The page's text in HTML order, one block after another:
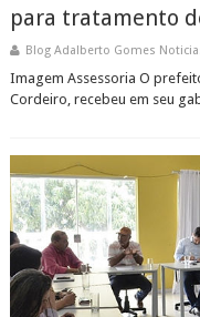
para tratamento
Blog Adalberto Gomes
Imagem Assessoria O
Cordeiro, recebeu em seu